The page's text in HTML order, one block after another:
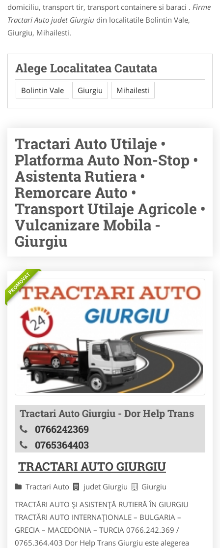
domiciliu, transport tir, transport containere si baraci . Firme
Tractari Auto judet Giurgiu din localitatile Bolintin Vale,
Giurgiu, Mihailesti.
Alege Localitatea Cautata
Bolintin Vale Giurgiu Mihailesti
Tractari Auto Utilaje •
Platforma Auto Non-Stop •
Asistenta Rutiera •
Remorcare Auto •
Transport Utilaje Agricole •
Vulcanizare Mobila -
Giurgiu
PROMOVAT
Tractari Auto Giurgiu - Dor Help Trans
0766242369
0765364403
TRACTARI AUTO GIURGIU
Tractari Auto judet Giurgiu
Giurgiu
TRACTĂRI AUTO ȘI ASISTENȚĂ RUTIERĂ ÎN GIURGIU
TRACTĂRI AUTO INTERNAȚIONALE – BULGARIA –
GRECIA – MACEDONIA – TURCIA 0766.242.369 /
0765.364.403 Dor Help Trans Giurgiu este alegerea